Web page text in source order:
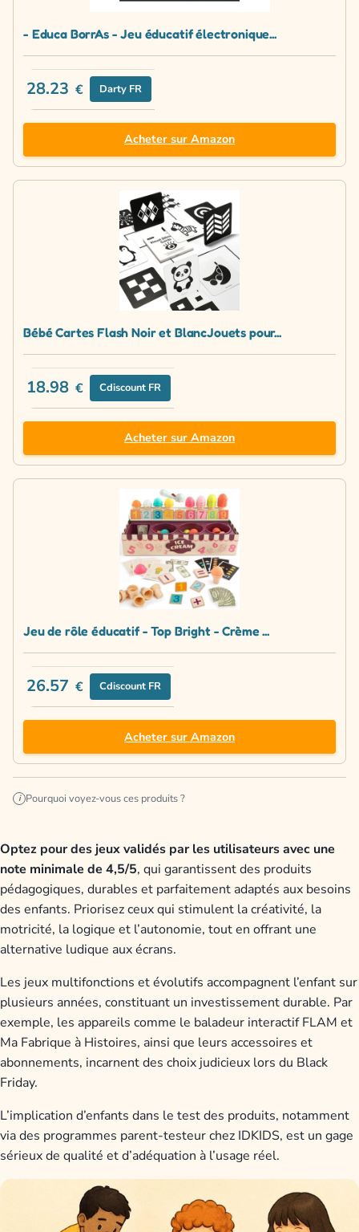
- Educa BorrAs - Jeu éducatif électronique...
28.23 € Darty FR
Acheter sur Amazon
Bébé Cartes Flash Noir et BlancJouets pour...
18.98 € Cdiscount FR
Acheter sur Amazon
Jeu de rôle éducatif - Top Bright - Crème ...
26.57 € Cdiscount FR
Acheter sur Amazon
i Pourquoi voyez-vous ces produits ?
Optez pour des jeux validés par les utilisateurs avec une
note minimale de 4,5/5, qui garantissent des produits
pédagogiques, durables et parfaitement adaptés aux besoins
des enfants. Priorisez ceux qui stimulent la créativité, la
motricité, la logique et l’autonomie, tout en offrant une
alternative ludique aux écrans.
Les jeux multifonctions et évolutifs accompagnent l’enfant sur
plusieurs années, constituant un investissement durable. Par
exemple, les appareils comme le baladeur interactif FLAM et
Ma Fabrique à Histoires, ainsi que leurs accessoires et
abonnements, incarnent des choix judicieux lors du Black
Friday.
L’implication d’enfants dans le test des produits, notamment
via des programmes parent-testeur chez IDKIDS, est un gage
sérieux de qualité et d’adéquation à l’usage réel.